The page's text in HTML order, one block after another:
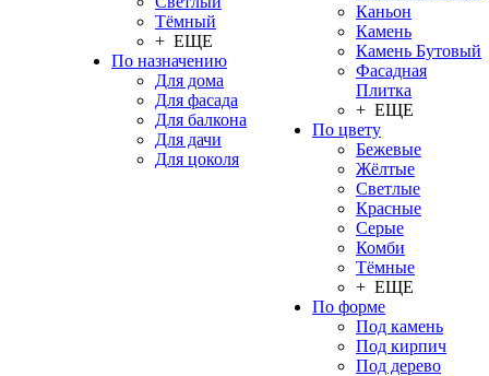
Тёмный
+ ЕЩЕ
По назначению
Для дома
Для фасада
Для балкона
Для дачи
Для цоколя
Каньон
Камень
Камень Бутовый
Фасадная
Плитка
+ ЕЩЕ
По цвету
Бежевые
Жёлтые
Светлые
Красные
Серые
Комби
Тёмные
+ ЕЩЕ
По форме
Под камень
Под кирпич
Под дерево